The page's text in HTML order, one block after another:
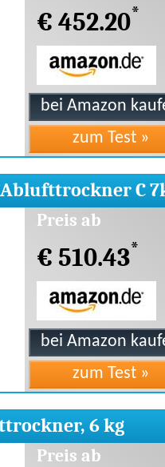
€ 452.20*
Ablufttrockner C
Preis ab
€ 510.43*
6 kg
Preis ab